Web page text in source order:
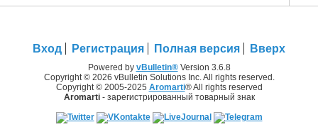
Вход Регистрация Полная версия Вверх
Powered by vBulletin®Version 3.6.8
Copyright © 2026 vBulletin Solutions Inc. All rights reserved.
Copyright © 2005-2025 Aromarti® All rights reserved
Aromarti- зарегистрированный товарный знак